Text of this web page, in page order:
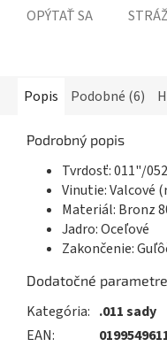
OPÝTAŤ SA
Popis Podobné (6)
Podrobný popis
Tvrdosť: 011"/
Vinutie: Valcové
Materiál: Bronz
Jadro: Oceľové
Zakončenie:
Dodatočné parametre
Kategória: .011 sady
EAN: